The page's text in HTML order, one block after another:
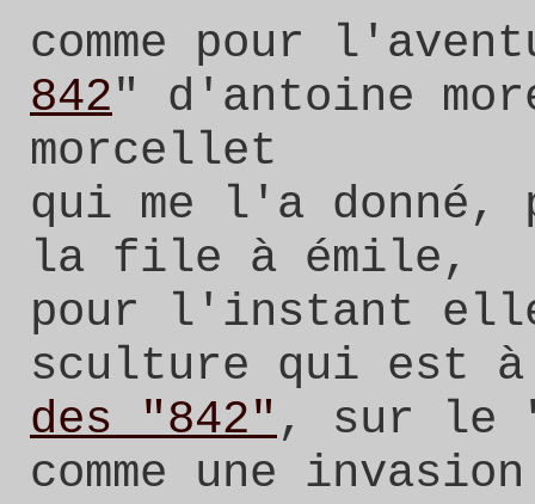
comme pour
842" d'antoine
morcellet
qui me l'a donné,
la file à émile,
pour l'instant
sculture qui est
des "842", sur le
comme une